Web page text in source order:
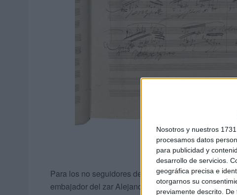
Nosotros y nuestros 1731
procesamos datos
para publicidad y
desarrollo de servicios.
geográfica precisa e
otorgarnos su
previamente descrito.
Para los no seguidores del magistral sordo les
embajador del zar Alejandro I de Rusia en la corte